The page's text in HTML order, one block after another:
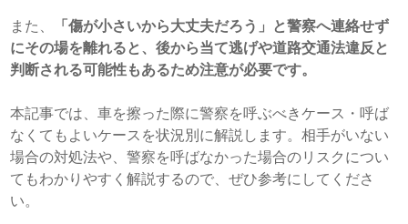
また、
「傷が小さいから大丈夫だろう」と警察へ連絡せず
にその場を離れると、後から当て逃げや道路交通法違反と
判断される可能性もあるため注意が必要です。
本記事では、車を擦った際に警察を呼ぶべきケース・呼ば
なくてもよいケースを状況別に解説します。相手がいない
場合の対処法や、警察を呼ばなかった場合のリスクについ
てもわかりやすく解説するので、ぜひ参考にしてくださ
い。